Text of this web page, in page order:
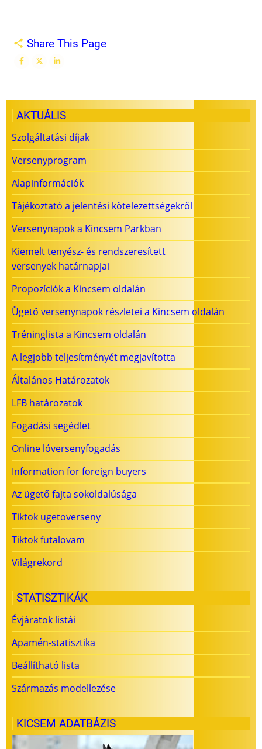
Share This Page
AKTUÁLIS
Szolgáltatási díjak
Versenyprogram
Alapinformációk
Tájékoztató a jelentési kötelezettségekről
Versenynapok a Kincsem Parkban
Kiemelt tenyész- és rendszeresített
versenyek határnapjai
Propozíciók a Kincsem oldalán
Ügető versenynapok részletei a Kincsem oldalán
Tréninglista a Kincsem oldalán
A legjobb teljesítményét megjavította
Általános Határozatok
LFB határozatok
Fogadási segédlet
Online lóversenyfogadás
Information for foreign buyers
Az ügető fajta sokoldalúsága
Tiktok ugetoverseny
Tiktok futalovam
Világrekord
STATISZTIKÁK
Évjáratok listái
Apamén-statisztika
Beállítható lista
Származás modellezése
KICSEM ADATBÁZIS